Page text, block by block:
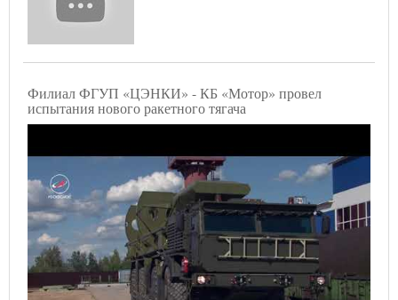
Филиал ФГУП «ЦЭНКИ» - КБ «Мотор» провел
испытания нового ракетного тягача